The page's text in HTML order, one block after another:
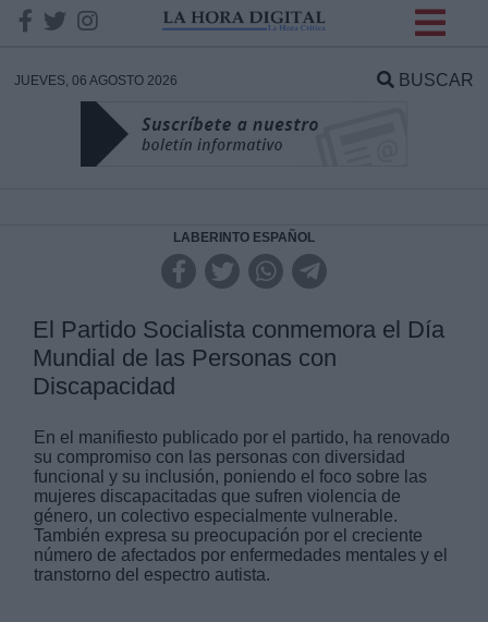
JUEVES, 06 AGOSTO 2026 BUSCAR
LABERINTO ESPAÑOL
El Partido Socialista conmemora el Día
Mundial de las Personas con
Discapacidad
En el manifiesto publicado por el partido, ha renovado
su compromiso con las personas con diversidad
funcional y su inclusión, poniendo el foco sobre las
mujeres discapacitadas que sufren violencia de
género, un colectivo especialmente vulnerable.
También expresa su preocupación por el creciente
número de afectados por enfermedades mentales y el
transtorno del espectro autista.
DATOS
Responsable:
Legitimación:
Destinatarios: